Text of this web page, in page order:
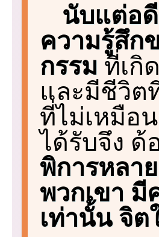
นับแต่อ
ความรู้สึก
กรรม ที่เกิ
และมีชีวิต
ที่ไม่เหมือ
ได้รับจึง
พิการหลา
พวกเขา มี
เท่านั้น จิ